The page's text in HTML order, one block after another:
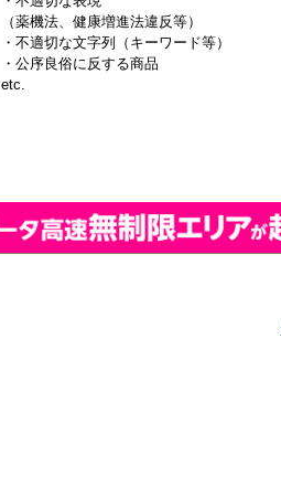
（薬機法、健康増進法違反等）
・不適切な文字列（キーワード等）
・公序良俗に反する商品
etc.